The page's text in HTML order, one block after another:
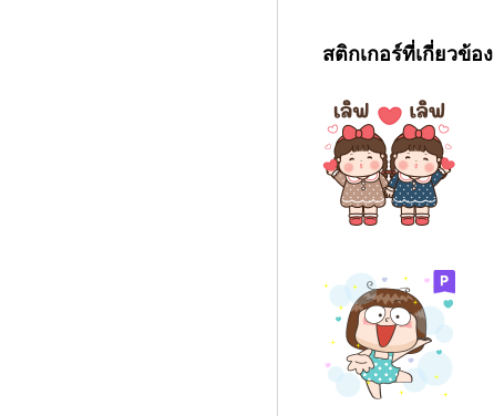
สติกเกอร์ที่เกี่ยวข้อง